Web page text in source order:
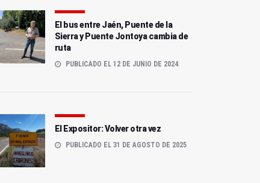
El bus entre Jaén, Puente de la
Sierra y Puente Jontoya cambia de
ruta
PUBLICADO EL 12 DE JUNIO DE 2024
El Expositor: Volver otra vez
PUBLICADO EL 31 DE AGOSTO DE 2025